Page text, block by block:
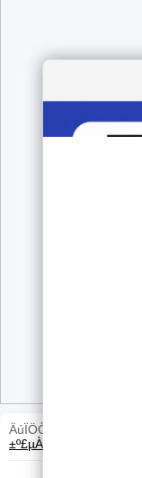
ÄúÏÖÔÚµÄÎ»ÖÃ£º
±º£µÀ